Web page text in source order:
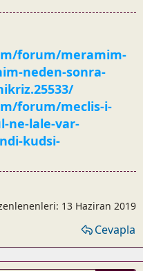
forum/meramim-
neden-sonra-
forum/meclis-i-
ne-lale-var-
kudsi-
13 Haziran 2019
Cevapla